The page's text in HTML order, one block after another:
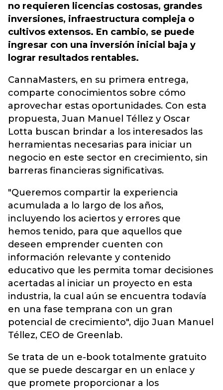
no requieren licencias costosas, grandes
inversiones, infraestructura compleja o
cultivos extensos. En cambio, se puede
ingresar con una inversión inicial baja y
lograr resultados rentables.
CannaMasters, en su primera entrega,
comparte conocimientos sobre cómo
aprovechar estas oportunidades. Con esta
propuesta, Juan Manuel Téllez y Oscar
Lotta buscan brindar a los interesados las
herramientas necesarias para iniciar un
negocio en este sector en crecimiento, sin
barreras financieras significativas.
"Queremos compartir la experiencia
acumulada a lo largo de los años,
incluyendo los aciertos y errores que
hemos tenido, para que aquellos que
deseen emprender cuenten con
información relevante y contenido
educativo que les permita tomar decisiones
acertadas al iniciar un proyecto en esta
industria, la cual aún se encuentra todavía
en una fase temprana con un gran
potencial de crecimiento", dijo Juan Manuel
Téllez, CEO de Greenlab.
Se trata de un e-book totalmente gratuito
que se puede descargar en un enlace y
que promete proporcionar a los